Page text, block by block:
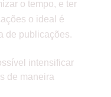
o tempo, e ter
o ideal é
de publicações.
intensificar
de maneira